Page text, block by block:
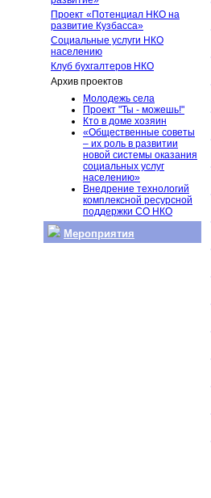
Проект «Потенциал НКО на
развитие Кузбасса»
Социальные услуги НКО
населению
Клуб бухгалтеров НКО
Архив проектов
Молодежь села
Проект "Ты - можешь!"
Кто в доме хозяин
«Общественные советы
– их роль в развитии
новой системы оказания
социальных услуг
населению»
Внедрение технологий
комплексной ресурсной
поддержки СО НКО
Мероприятия